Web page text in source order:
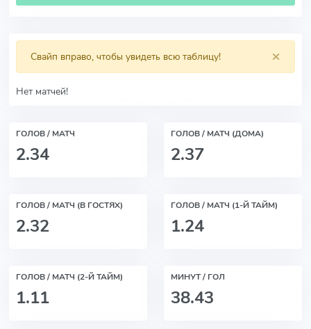
×
Свайп вправо, чтобы увидеть всю таблицу!
Нет матчей!
ГОЛОВ / МАТЧ
2.34
ГОЛОВ / МАТЧ (ДОМА)
2.37
ГОЛОВ / МАТЧ (В ГОСТЯХ)
2.32
ГОЛОВ / МАТЧ (1-Й ТАЙМ)
1.24
ГОЛОВ / МАТЧ (2-Й ТАЙМ)
1.11
МИНУТ / ГОЛ
38.43